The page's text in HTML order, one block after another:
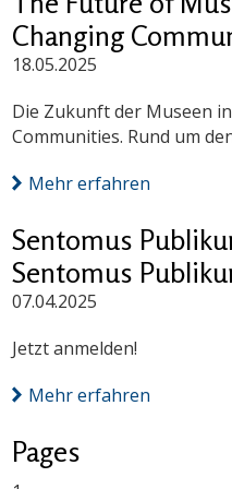
Changing
18.05.2025
Die Zukunft der Museen
Communities. Rund um
Mehr erfahren
Sentomus
Sentomus
07.04.2025
Jetzt anmelden!
Mehr erfahren
Pages